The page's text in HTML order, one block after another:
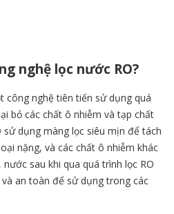
nghệ lọc nước RO?
công nghệ tiên tiến sử dụng quá
bỏ các chất ô nhiễm và tạp chất
dụng màng lọc siêu mịn để tách
nặng, và các chất ô nhiễm khác
sau khi qua quá trình lọc RO
an toàn để sử dụng trong các